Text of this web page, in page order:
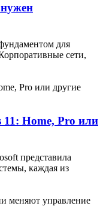
для
сети,
Home, Pro или
представила
каждая из